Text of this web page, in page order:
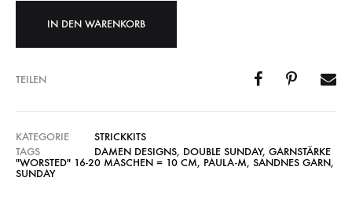
IN DEN WARENKORB
TEILEN
KATEGORIE
STRICKKITS
TAGS
DAMEN DESIGNS, DOUBLE SUNDAY, GARNSTÄRKE
"WORSTED" 16-20 MASCHEN = 10 CM, PAULA-M, SANDNES GARN,
SUNDAY